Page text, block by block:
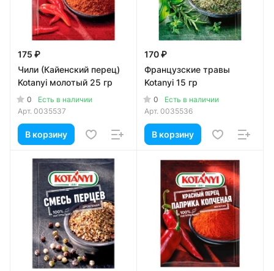
175 ₽
Чили (Кайенский перец)
Kotanyi молотый 25 гр
0
Есть в наличии
Арт. 0035537
В корзину
170 ₽
Французские травы
Kotanyi 15 гр
0
Есть в наличии
Арт. 0035536
В корзину